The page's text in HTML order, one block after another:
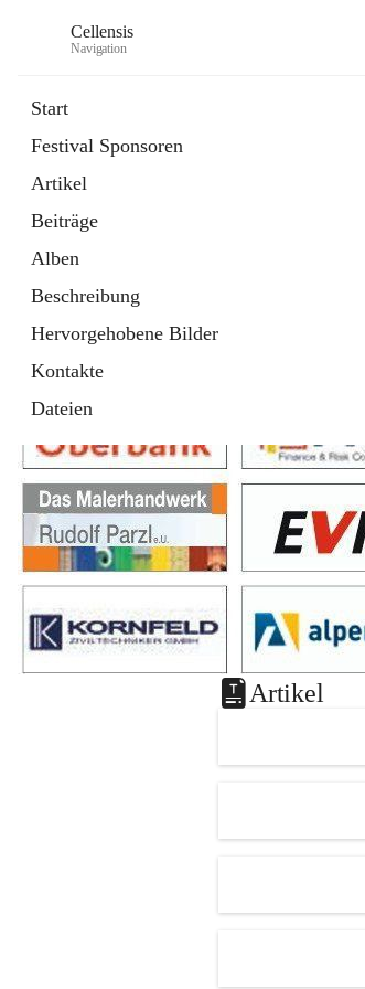
Cellensis
Navigation
Start
Festival Sponsoren
Artikel
Beiträge
Alben
Beschreibung
Hervorgehobene Bilder
Kontakte
Dateien
Festival Sponsoren
Artikel